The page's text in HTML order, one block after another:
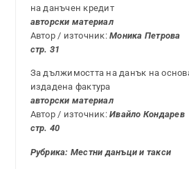
на данъчен кредит
авторски материал
Автор / източник:Моника Петрова
стр. 31
За дължимостта на данък на
издадена фактура
авторски материал
Автор / източник:Ивайло Кондарев
стр. 40
Рубрика: Местни данъци и такси